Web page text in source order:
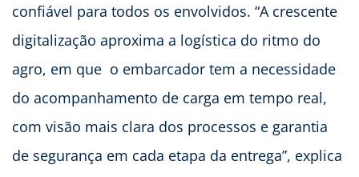
confiável para todos os envolvidos. “A crescente
digitalização aproxima a logística do ritmo do
agro, em que o embarcador tem a necessidade
do acompanhamento de carga em tempo real,
com visão mais clara dos processos e garantia
de segurança em cada etapa da entrega”, explica